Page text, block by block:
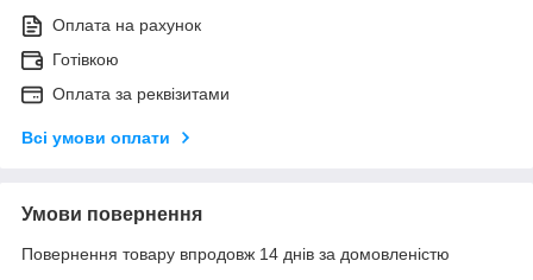
Оплата на рахунок
Готівкою
Оплата за реквізитами
Всі умови оплати
Умови повернення
Повернення товару впродовж 14 днів за домовленістю